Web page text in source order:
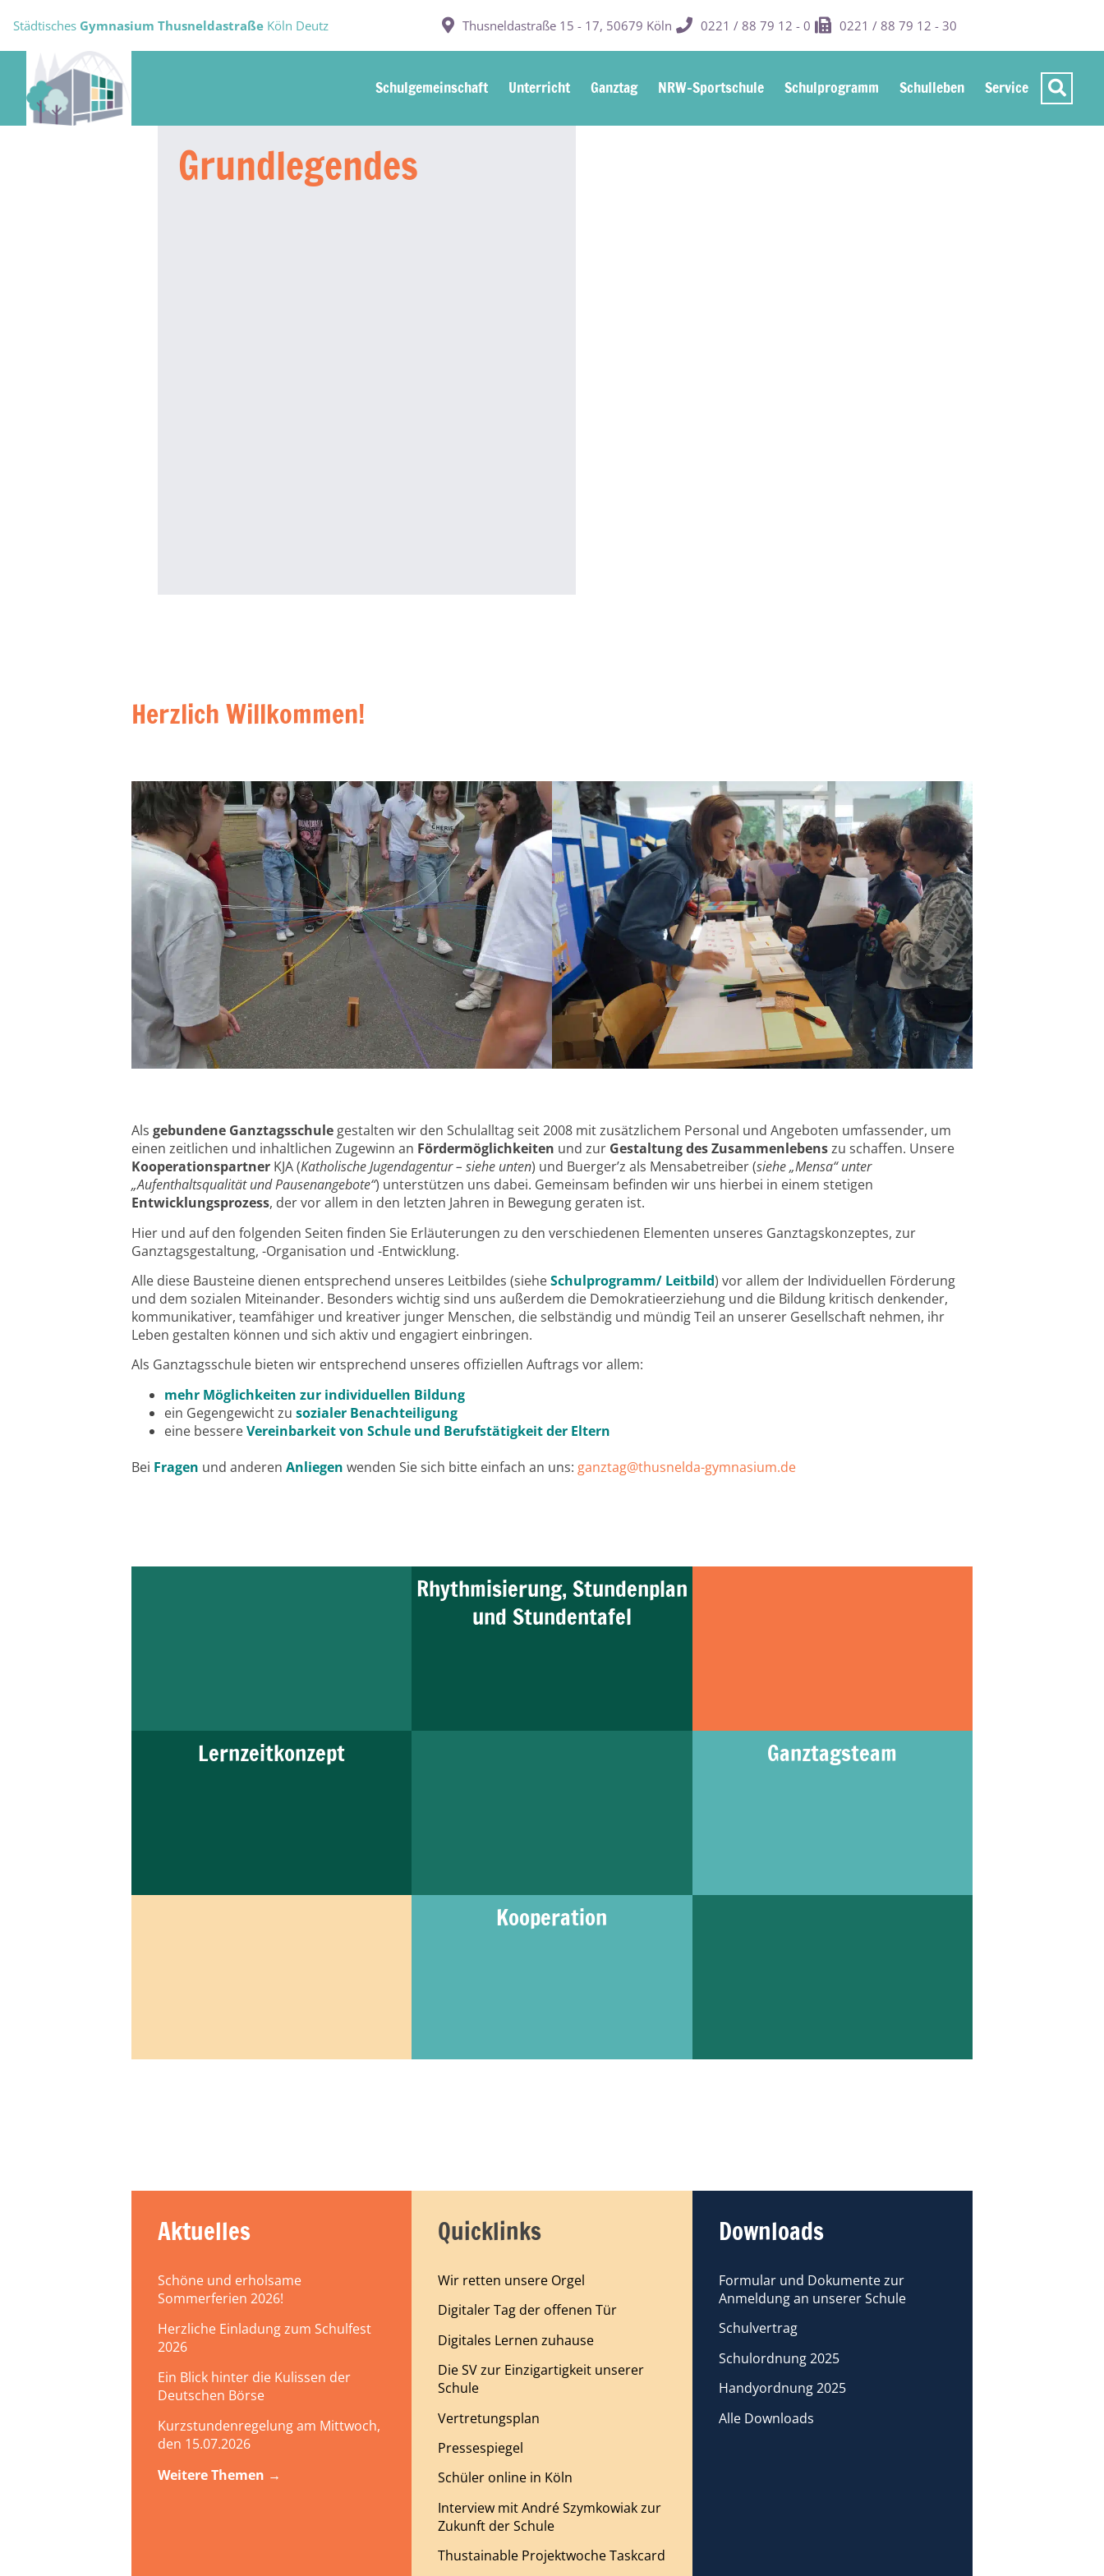
Städtisches Gymnasium Thusneldastraße Köln Deutz Thusneldastraße 15 - 17, 50679 Köln 0221 / 88 79 12 - 0 0221 / 88 79 12 - 30
Schulgemeinschaft Unterricht Ganztag NRW-Sportschule Schulprogramm Schulleben Service
Grundlegen­des
Herzlich Willkommen!
Als gebundene Ganztagsschule gestalten wir den Schulalltag seit 2008 mit zusätzlichem Personal und Angeboten umfassender, um
einen zeitlichen und inhaltlichen Zugewinn an Fördermöglichkeiten und zur Gestaltung des Zusammenlebenszu schaffen. Unsere
Kooperationspartner KJA (Katholische Jugendagentur – siehe unten) und Buerger’z als Mensabetreiber (siehe „Mensa“ unter
„Aufenthaltsqualität und Pausenangebote“) unterstützen uns dabei. Gemeinsam befinden wir uns hierbei in einem stetigen
Entwicklungsprozess, der vor allem in den letzten Jahren in Bewegung geraten ist.
Hier und auf den folgenden Seiten finden Sie Erläuterungen zu den verschiedenen Elementen unseres Ganztagskonzeptes, zur
Ganztagsgestaltung, -Organisation und -Entwicklung.
Alle diese Bausteine dienen entsprechend unseres Leitbildes (sieheSchulprogramm/ Leitbild) vor allem der Individuellen Förderung
und dem sozialen Miteinander. Besonders wichtig sind uns außerdem die Demokratieerziehung und die Bildung kritisch denkender,
kommunikativer, teamfähiger und kreativer junger Menschen, die selbständig und mündig Teil an unserer Gesellschaft nehmen, ihr
Leben gestalten können und sich aktiv und engagiert einbringen.
Als Ganztagsschule bieten wir entsprechend unseres offiziellen Auftrags vor allem:
mehr Möglichkeiten zur individuellen Bildung
ein Gegengewicht zu sozialer Benachteiligung
eine bessereVereinbarkeitvon Schule und Berufstätigkeit der Eltern
Bei Fragen und anderen Anliegen wenden Sie sich bitte einfach an uns: ganztag@thusnelda-gymnasium.de
Rhythmisierung, Stundenplan
und Stundentafel
Lernzeitkonzept Ganztagsteam
Kooperation
Aktuelles
Schöne und erholsame
Sommerferien 2026!
Herzliche Einladung zum Schulfest
2026
Ein Blick hinter die Kulissen der
Deutschen Börse
Kurzstundenregelung am Mittwoch,
den 15.07.2026
Weitere Themen →
Quicklinks
Wir retten unsere Orgel
Digitaler Tag der offenen Tür
Digitales Lernen zuhause
Die SV zur Einzigartigkeit unserer
Schule
Vertretungsplan
Pressespiegel
Schüler online in Köln
Interview mit André Szymkowiak zur
Zukunft der Schule
Thustainable Projektwoche Taskcard
Downloads
Formular und Dokumente zur
Anmeldung an unserer Schule
Schulvertrag
Schulordnung 2025
Handyordnung 2025
Alle Downloads